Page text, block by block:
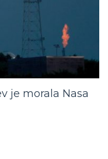
je morala Nasa